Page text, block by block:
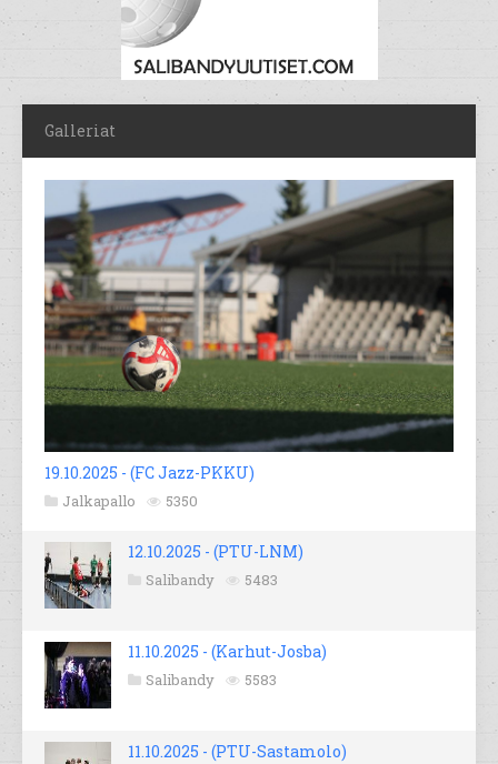
Galleriat
19.10.2025 - (FC Jazz-PKKU)
Jalkapallo 5350
12.10.2025 - (PTU-LNM)
Salibandy 5483
11.10.2025 - (Karhut-Josba)
Salibandy 5583
11.10.2025 - (PTU-Sastamolo)